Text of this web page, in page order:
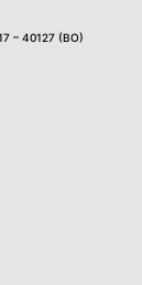
– 40127 (BO)